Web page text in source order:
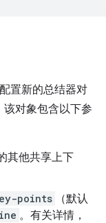
置新的总结器对
该对象包含以下参
其他共享上下
points
（默认
。有关详情，